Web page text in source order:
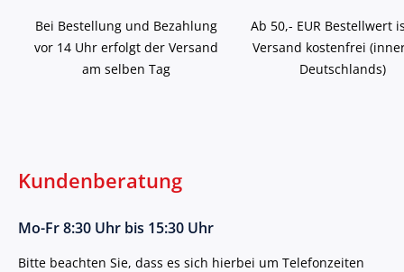
Bei Bestellung und Bezahlung
vor 14 Uhr erfolgt der Versand
am selben Tag
Ab 50,- EUR Bestellwert
Versand kostenfrei
Deutschlands)
Kundenberatung
Mo-Fr 8:30 Uhr bis 15:30 Uhr
Bitte beachten Sie, dass es sich hierbei um Telefonzeiten